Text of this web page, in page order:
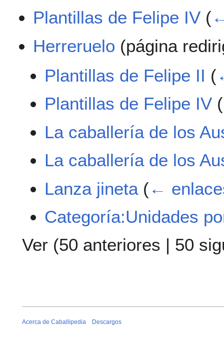
Plantillas de Felipe IV (
Herreruelo (página
Plantillas de Felipe II (
Plantillas de Felipe IV (
La caballería de los
La caballería de los
Lanza jineta (←
Categoría:Unidades
Ver (50 anteriores | 50
Acerca de Caballipedia Descargos